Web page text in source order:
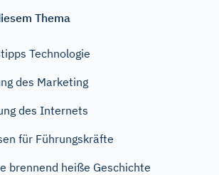
Thema
Technologie
des Marketing
des Internets
für Führungskräfte
brennend heiße Geschichte